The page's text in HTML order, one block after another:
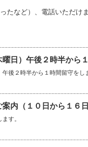
たなど）、電話いただけ
日）午後２時半から
後２時半から１時間留守をし
内（１０日から１６日
す。